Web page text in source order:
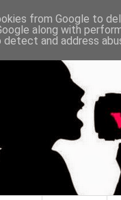
from Google to
along with
and address